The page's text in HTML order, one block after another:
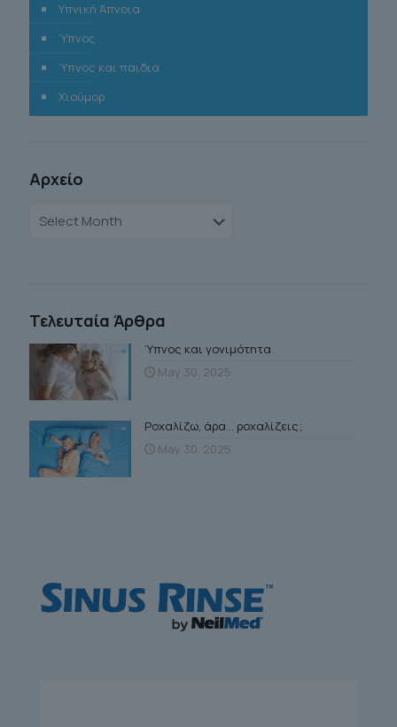
Υπνική Άπνοια
Ύπνος
Ύπνος και παιδιά
Χιούμορ
Αρχείο
Τελευταία Άρθρα
Ύπνος και γονιμότητα
May 30, 2025
Ροχαλίζω, άρα… ροχαλίζεις;
May 30, 2025